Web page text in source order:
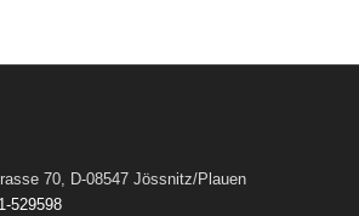
70, D-08547 Jössnitz/Plauen
529598